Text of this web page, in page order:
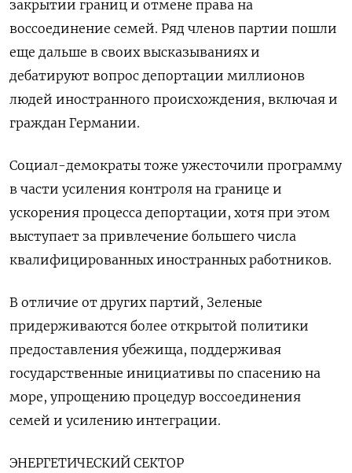
закрытии границ и отмене права на
воссоединение семей. Ряд членов партии пошли
еще дальше в своих высказываниях и
дебатируют вопрос депортации миллионов
людей иностранного происхождения, включая и
граждан Германии.
Социал-демократы тоже ужесточили программу
в части усиления контроля на границе и
ускорения процесса депортации, хотя при этом
выступает за привлечение большего числа
квалифицированных иностранных работников.
В отличие от других партий, Зеленые
придерживаются более открытой политики
предоставления убежища, поддерживая
государственные инициативы по спасению на
море, упрощению процедур воссоединения
семей и усилению интеграции.
ЭНЕРГЕТИЧЕСКИЙ СЕКТОР